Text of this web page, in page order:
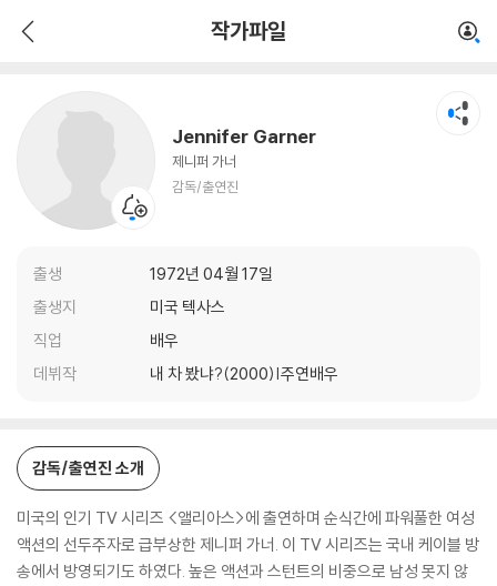
작가파일
Jennifer Garner
제니퍼 가너
감독/출연진
출생
1972년 04월 17일
출생지
미국 텍사스
직업
배우
데뷔작
내 차 봤냐?(2000)|주연배우
감독/출연진 소개
미국의 인기 TV 시리즈 <앨리아스>에 출연하며 순식간에 파워풀한 여성
액션의 선두주자로 급부상한 제니퍼 가너. 이 TV 시리즈는 국내 케이블 방
송에서 방영되기도 하였다. 높은 액션과 스턴트의 비중으로 남성 못지 않